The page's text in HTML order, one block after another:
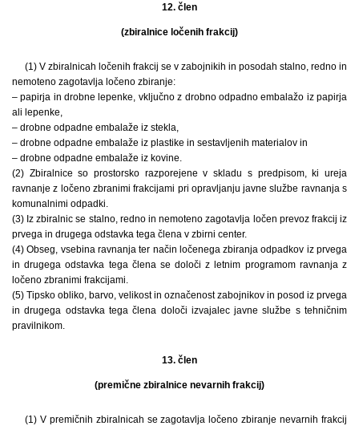
12. člen
(zbiralnice ločenih frakcij)
(1) V zbiralnicah ločenih frakcij se v zabojnikih in posodah stalno, redno in
nemoteno zagotavlja ločeno zbiranje:
– papirja in drobne lepenke, vključno z drobno odpadno embalažo iz papirja
ali lepenke,
– drobne odpadne embalaže iz stekla,
– drobne odpadne embalaže iz plastike in sestavljenih materialov in
– drobne odpadne embalaže iz kovine.
(2) Zbiralnice so prostorsko razporejene v skladu s predpisom, ki ureja
ravnanje z ločeno zbranimi frakcijami pri opravljanju javne službe ravnanja s
komunalnimi odpadki.
(3) Iz zbiralnic se stalno, redno in nemoteno zagotavlja ločen prevoz frakcij iz
prvega in drugega odstavka tega člena v zbirni center.
(4) Obseg, vsebina ravnanja ter način ločenega zbiranja odpadkov iz prvega
in drugega odstavka tega člena se določi z letnim programom ravnanja z
ločeno zbranimi frakcijami.
(5) Tipsko obliko, barvo, velikost in označenost zabojnikov in posod iz prvega
in drugega odstavka tega člena določi izvajalec javne službe s tehničnim
pravilnikom.
13. člen
(premične zbiralnice nevarnih frakcij)
(1) V premičnih zbiralnicah se zagotavlja ločeno zbiranje nevarnih frakcij